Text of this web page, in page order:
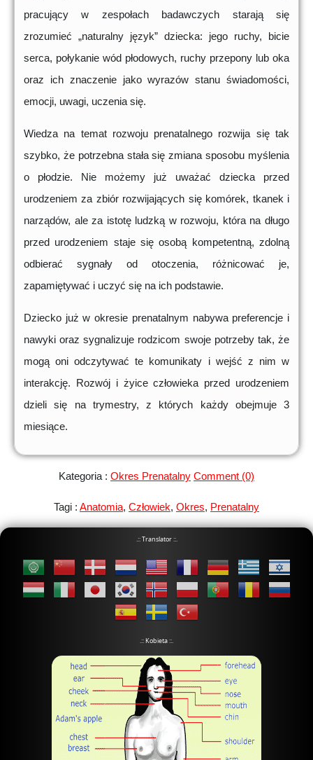
pracujący w zespołach badawczych starają się
zrozumieć „naturalny język” dziecka: jego ruchy, bicie
serca, połykanie wód płodowych, ruchy przepony lub oka
oraz ich znaczenie jako wyrazów stanu świadomości,
emocji, uwagi, uczenia się.
Wiedza na temat rozwoju prenatalnego rozwija się tak
szybko, że potrzebna stała się zmiana sposobu myślenia
o płodzie. Nie możemy już uważać dziecka przed
urodzeniem za zbiór rozwijających się komórek, tkanek i
narządów, ale za istotę ludzką w rozwoju, która na długo
przed urodzeniem staje się osobą kompetentną, zdolną
odbierać sygnały od otoczenia, różnicować je,
zapamiętywać i uczyć się na ich podstawie.
Dziecko już w okresie prenatalnym nabywa preferencje i
nawyki oraz sygnalizuje rodzicom swoje potrzeby tak, że
mogą oni odczytywać te komunikaty i wejść z nim w
interakcję. Rozwój i żyice człowieka przed urodzeniem
dzieli się na trymestry, z których każdy obejmuje 3
miesiące.
Kategoria : Okres Prenatalny Comment (0)
Tagi : Anatomia, Człowiek, Okres, Prenatalny
.:: Translator ::.
.:: Kobieta ::.